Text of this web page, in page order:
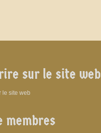
sur le site web
le site web
membres